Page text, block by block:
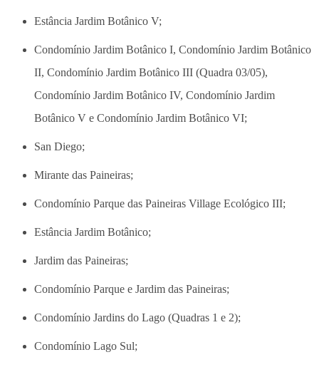
Estância Jardim Botânico V;
Condomínio Jardim Botânico I, Condomínio Jardim Botânico
II, Condomínio Jardim Botânico III (Quadra 03/05),
Condomínio Jardim Botânico IV, Condomínio Jardim
Botânico V e Condomínio Jardim Botânico VI;
San Diego;
Mirante das Paineiras;
Condomínio Parque das Paineiras Village Ecológico III;
Estância Jardim Botânico;
Jardim das Paineiras;
Condomínio Parque e Jardim das Paineiras;
Condomínio Jardins do Lago (Quadras 1 e 2);
Condomínio Lago Sul;